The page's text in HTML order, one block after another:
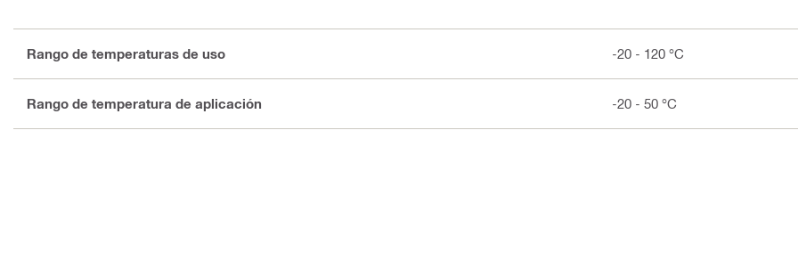
Rango de temperaturas de uso -20 - 120 °C
Rango de temperatura de aplicación -20 - 50 °C